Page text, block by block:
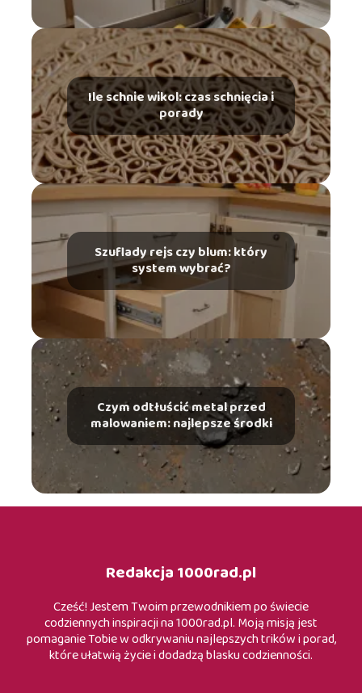
Ile schnie wikol: czas schnięcia i
porady
Szuflady rejs czy blum: który
system wybrać?
Czym odtłuścić metal przed
malowaniem: najlepsze środki
Redakcja 1000rad.pl
Cześć! Jestem Twoim przewodnikiem po świecie
codziennych inspiracji na 1000rad.pl. Moją misją jest
pomaganie Tobie w odkrywaniu najlepszych trików i porad,
które ułatwią życie i dodadzą blasku codzienności.